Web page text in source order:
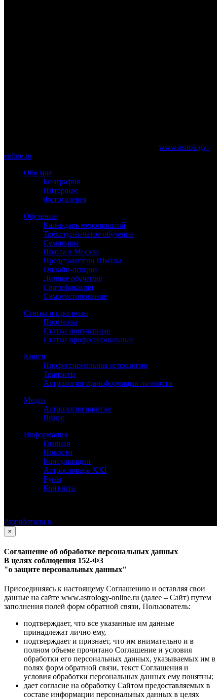
www.astrology-
online.ru
Обо мне
Биография
Интервью
Фотогалерея
Обучение
Календарь мероприятий
Трёхступенчатое обучение
Семинары
Школа в Москве
Представители Школы
Онлайн-лекции
Личное обучение
Сертификация
Самотестирование
Статьи и прогнозы
Прогнозы
Статьи популярные
Статьи профессиональные
Книги
Профессиональная астрология
Транзиты
Астрология трансформации личности
Медиа
Астрология налегке
Видео
Информация
Главная
Новости
Консультации
Астрословарь XXI
Руны
Контакты
Разработано в
×
Соглашение об обработке персональных данных
В целях соблюдения 152-ФЗ
"о защите персональных данных"
Присоединяясь к настоящему Соглашению и оставляя свои
данные на сайте www.astrology-online.ru (далее – Сайт) путем
заполнения полей форм обратной связи, Пользователь:
подтверждает, что все указанные им данные
принадлежат лично ему,
подтверждает и признает, что им внимательно и в
полном объеме прочитано Соглашение и условия
обработки его персональных данных, указываемых им в
полях форм обратной связи, текст Соглашения и
условия обработки персональных данных ему понятны;
дает согласие на обработку Сайтом предоставляемых в
составе информации персональных данных в целях